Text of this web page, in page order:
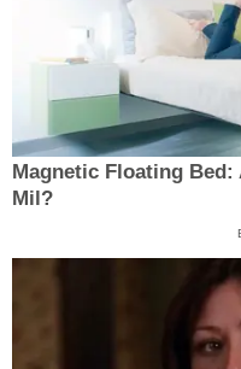
Magnetic Floating
Mil?